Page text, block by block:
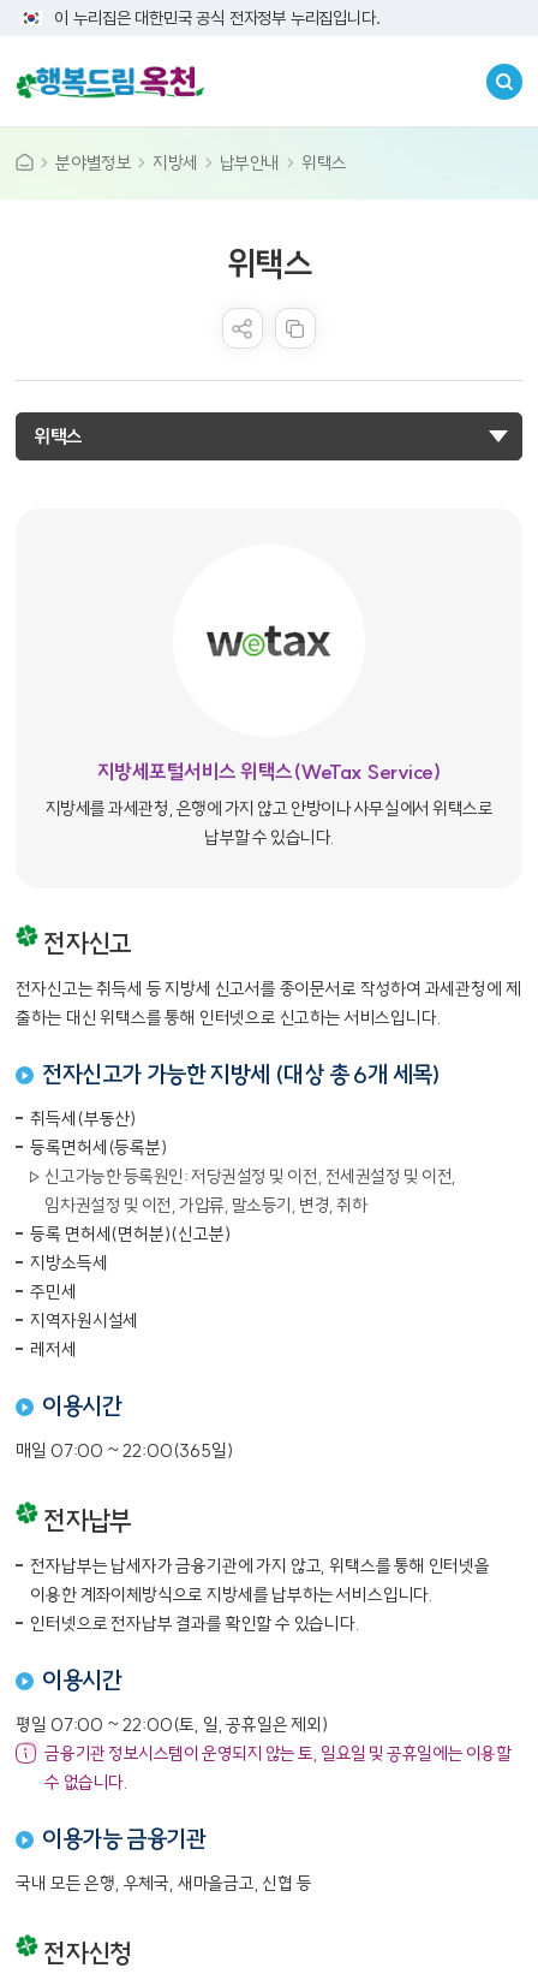
이 누리집은 대한민국 공식 전자정부 누리집입니다.
분야별정보 지방세 납부안내 위택스
위택스
위택스
지방세포털서비스 위택스(WeTax Service)
지방세를 과세관청, 은행에 가지 않고 안방이나 사무실에서 위택스로
납부할 수 있습니다.
전자신고
전자신고는 취득세 등 지방세 신고서를 종이문서로 작성하여 과세관청에 제
출하는 대신 위택스를 통해 인터넷으로 신고하는 서비스입니다.
전자신고가 가능한 지방세 (대상 총 6개 세목)
취득세(부동산)
등록면허세(등록분)
신고가능한 등록원인: 저당권설정 및 이전, 전세권설정 및 이전,
임차권설정 및 이전, 가압류, 말소등기, 변경, 취하
등록 면허세(면허분)(신고분)
지방소득세
주민세
지역자원시설세
레저세
이용시간
매일 07:00 ~ 22:00(365일)
전자납부
전자납부는 납세자가 금융기관에 가지 않고, 위택스를 통해 인터넷을
이용한 계좌이체방식으로 지방세를 납부하는 서비스입니다.
인터넷으로 전자납부 결과를 확인할 수 있습니다.
이용시간
평일 07:00 ~ 22:00(토, 일, 공휴일은 제외)
금융기관 정보시스템이 운영되지 않는 토, 일요일 및 공휴일에는 이용할
수 없습니다.
이용가능 금융기관
국내 모든 은행, 우체국, 새마을금고, 신협 등
전자신청